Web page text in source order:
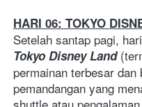
HARI 06: TOKYO
Tokyo Disney Land
permainan terbesar dan
pemandangan yang